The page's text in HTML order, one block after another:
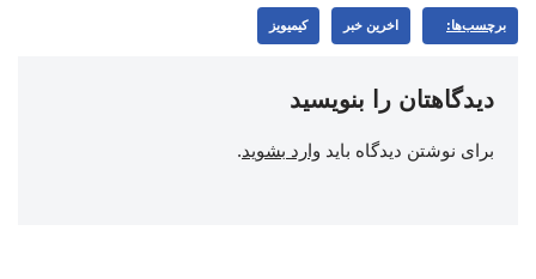
برچسب‌ها: اخرین خبر کیمیویز
دیدگاهتان را بنویسید
برای نوشتن دیدگاه باید وارد بشوید.